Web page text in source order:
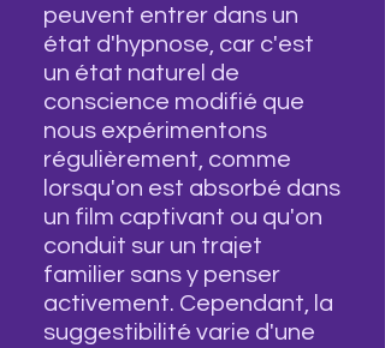
peuvent entrer dans un
état d'hypnose, car c'est
un état naturel de
conscience modifié que
nous expérimentons
régulièrement, comme
lorsqu'on est absorbé dans
un film captivant ou qu'on
conduit sur un trajet
familier sans y penser
activement. Cependant, la
suggestibilité varie d'une